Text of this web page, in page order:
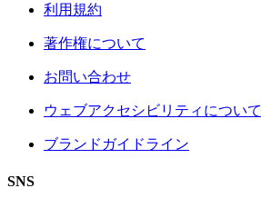
利用規約
著作権について
お問い合わせ
ウェブアクセシビリティについて
ブランドガイドライン
SNS